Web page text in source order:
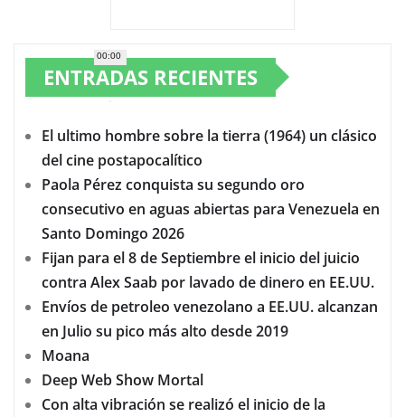
00:00
ENTRADAS RECIENTES
El ultimo hombre sobre la tierra (1964) un clásico
del cine postapocalítico
Paola Pérez conquista su segundo oro
consecutivo en aguas abiertas para Venezuela en
Santo Domingo 2026
Fijan para el 8 de Septiembre el inicio del juicio
contra Alex Saab por lavado de dinero en EE.UU.
Envíos de petroleo venezolano a EE.UU. alcanzan
en Julio su pico más alto desde 2019
Moana
Deep Web Show Mortal
Con alta vibración se realizó el inicio de la